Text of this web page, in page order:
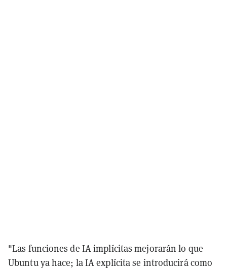
"Las funciones de IA implícitas mejorarán lo que
Ubuntu ya hace; la IA explícita se introducirá como